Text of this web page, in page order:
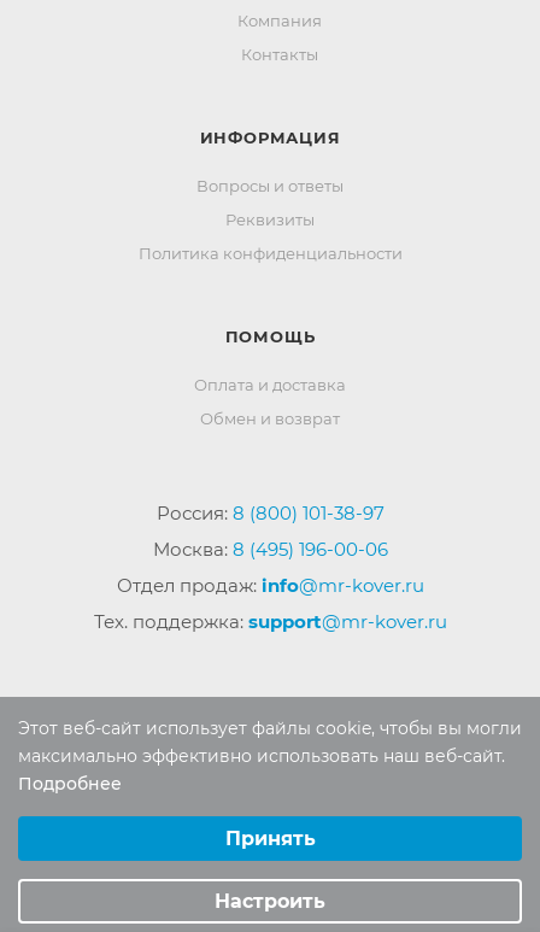
Компания
Контакты
ИНФОРМАЦИЯ
Вопросы и ответы
Реквизиты
Политика конфиденциальности
ПОМОЩЬ
Оплата и доставка
Обмен и возврат
Россия: 8 (800) 101-38-97
Москва: 8 (495) 196-00-06
Отдел продаж: info@mr-kover.ru
Тех. поддержка: support@mr-kover.ru
2022-2026 © Интернет магазинMR-KOVER.RU
Авторские права защищены. Воспроизведение
материалов сайта без письменного разрешения
Этот веб-сайт использует файлы cookie, чтобы вы могли
максимально эффективно использовать наш веб-сайт.
Подробнее
Аналитические/Функциональные
Принять
Настроить